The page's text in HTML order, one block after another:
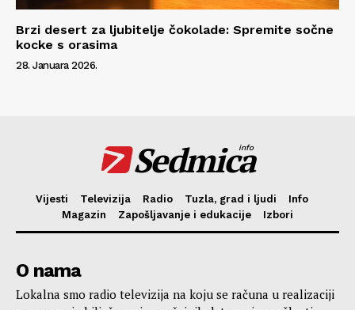
Brzi desert za ljubitelje čokolade: Spremite sočne
kocke s orasima
28. Januara 2026.
Sedmica
info
Vijesti Televizija Radio Tuzla, grad i ljudi
Info
Magazin
Zapošljavanje i edukacije Izbori
O nama
Lokalna smo radio televizija na koju se računa u realizaciji